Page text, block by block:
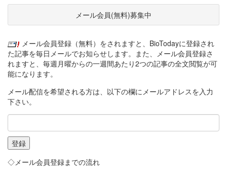
メール会員(無料)募集中
メール会員登録（無料）をされますと、BioTodayに登録され
た記事を毎日メールでお知らせします。また、メール会員登録さ
れますと、毎週月曜からの一週間あたり2つの記事の全文閲覧が可
能になります。
メール配信を希望される方は、以下の欄にメールアドレスを入力
下さい。
◇メール会員登録までの流れ